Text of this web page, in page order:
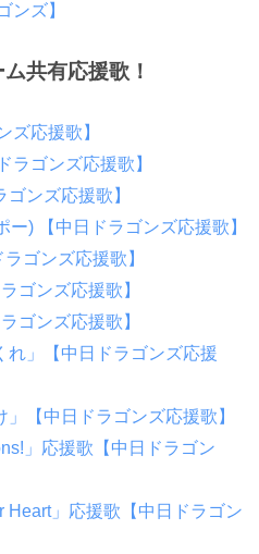
ンズ】
共有応援歌！
ズ応援歌】
ラゴンズ応援歌】
ンズ応援歌】
) 【中日ドラゴンズ応援歌】
ゴンズ応援歌】
ゴンズ応援歌】
ゴンズ応援歌】
れ」【中日ドラゴンズ応援
【中日ドラゴンズ応援歌】
」応援歌【中日ドラゴン
Heart」応援歌【中日ドラゴン